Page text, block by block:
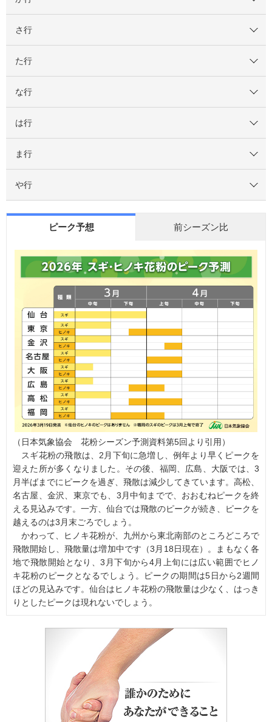
さ行
た行
な行
は行
ま行
や行
ピーク予想 前シーズン比
（日本気象協会 花粉シーズン予測資料第5回より引用）
スギ花粉の飛散は、2月下旬に急増し、例年より早くピークを
迎えた所が多くなりました。その後、福岡、広島、大阪では、3
月半ばまでにピークを過ぎ、飛散は減少してきています。高松、
名古屋、金沢、東京でも、3月中旬までで、おおむねピークを終
える見込みです。一方、仙台では飛散のピークが続き、ピークを
越えるのは3月末ごろでしょう。
かわって、ヒノキ花粉が、九州から東北南部のところどころで
飛散開始し、飛散量は増加中です（3月18日現在）。まもなく各
地で飛散開始となり、3月下旬から4月上旬には広い範囲でヒノ
キ花粉のピークとなるでしょう。ピークの期間は5日から2週間
ほどの見込みです。仙台はヒノキ花粉の飛散量は少なく、はっき
りとしたピークは現れないでしょう。